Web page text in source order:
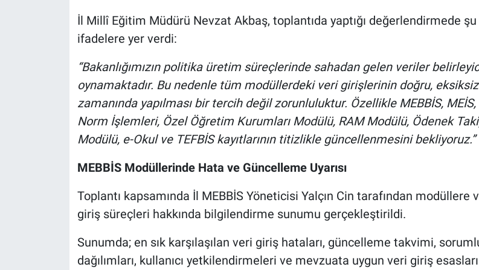
İl Millî Eğitim Müdürü Nevzat Akbaş, toplantıda yaptığı değerlendirmede şu
ifadelere yer verdi:
“Bakanlığımızın politika üretim süreçlerinde sahadan gelen veriler
oynamaktadır. Bu nedenle tüm modüllerdeki veri girişlerinin doğru,
zamanında yapılması bir tercih değil zorunluluktur. Özellikle MEBBİS, MEİS,
Norm İşlemleri, Özel Öğretim Kurumları Modülü, RAM Modülü, Ödenek
Modülü, e-Okul ve TEFBİS kayıtlarının titizlikle güncellenmesini bekliyoruz.”
MEBBİS Modüllerinde Hata ve Güncelleme Uyarısı
Toplantı kapsamında İl MEBBİS Yöneticisi Yalçın Cin tarafından modüllere
giriş süreçleri hakkında bilgilendirme sunumu gerçekleştirildi.
Sunumda; en sık karşılaşılan veri giriş hataları, güncelleme takvimi,
dağılımları, kullanıcı yetkilendirmeleri ve mevzuata uygun veri giriş esasları